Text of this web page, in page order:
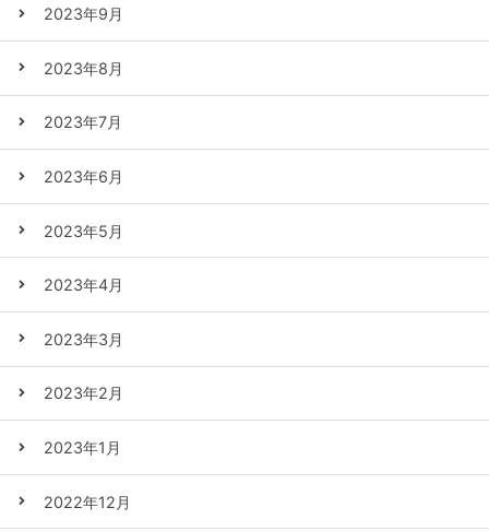
2023年9月
2023年8月
2023年7月
2023年6月
2023年5月
2023年4月
2023年3月
2023年2月
2023年1月
2022年12月